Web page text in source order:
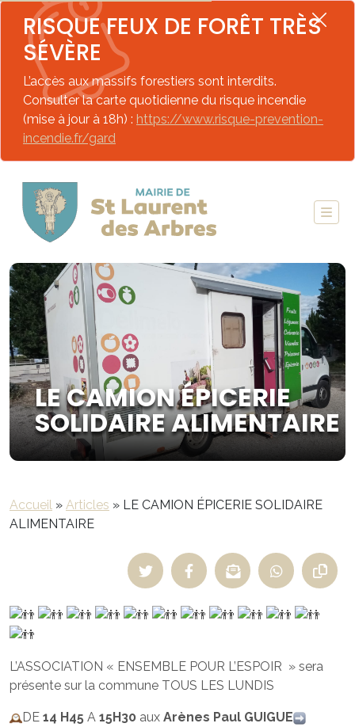
RISQUE FEUX DE FORÊT TRÈS
SÉVÈRE
L’accès aux massifs forestiers sont interdits.
Consulter la carte quotidienne du risque incendie
(mise à jour à 18h) : https://www.risque-prevention-
incendie.fr/gard
LE CAMION ÉPICERIE
SOLIDAIRE ALIMENTAIRE
Accueil » Articles » LE CAMION ÉPICERIE SOLIDAIRE
ALIMENTAIRE
L’ASSOCIATION « ENSEMBLE POUR L’ESPOIR » sera
présente sur la commune TOUS LES LUNDIS
DE 14 H45 A 15H30 aux Arènes Paul GUIGUE